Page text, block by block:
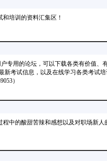
培训的资料汇集区！
专用的论坛，可以下载各类有价值、
新考试信息，以及在线学习各类考试
）
程中的酸甜苦辣和感想以及对职场新人